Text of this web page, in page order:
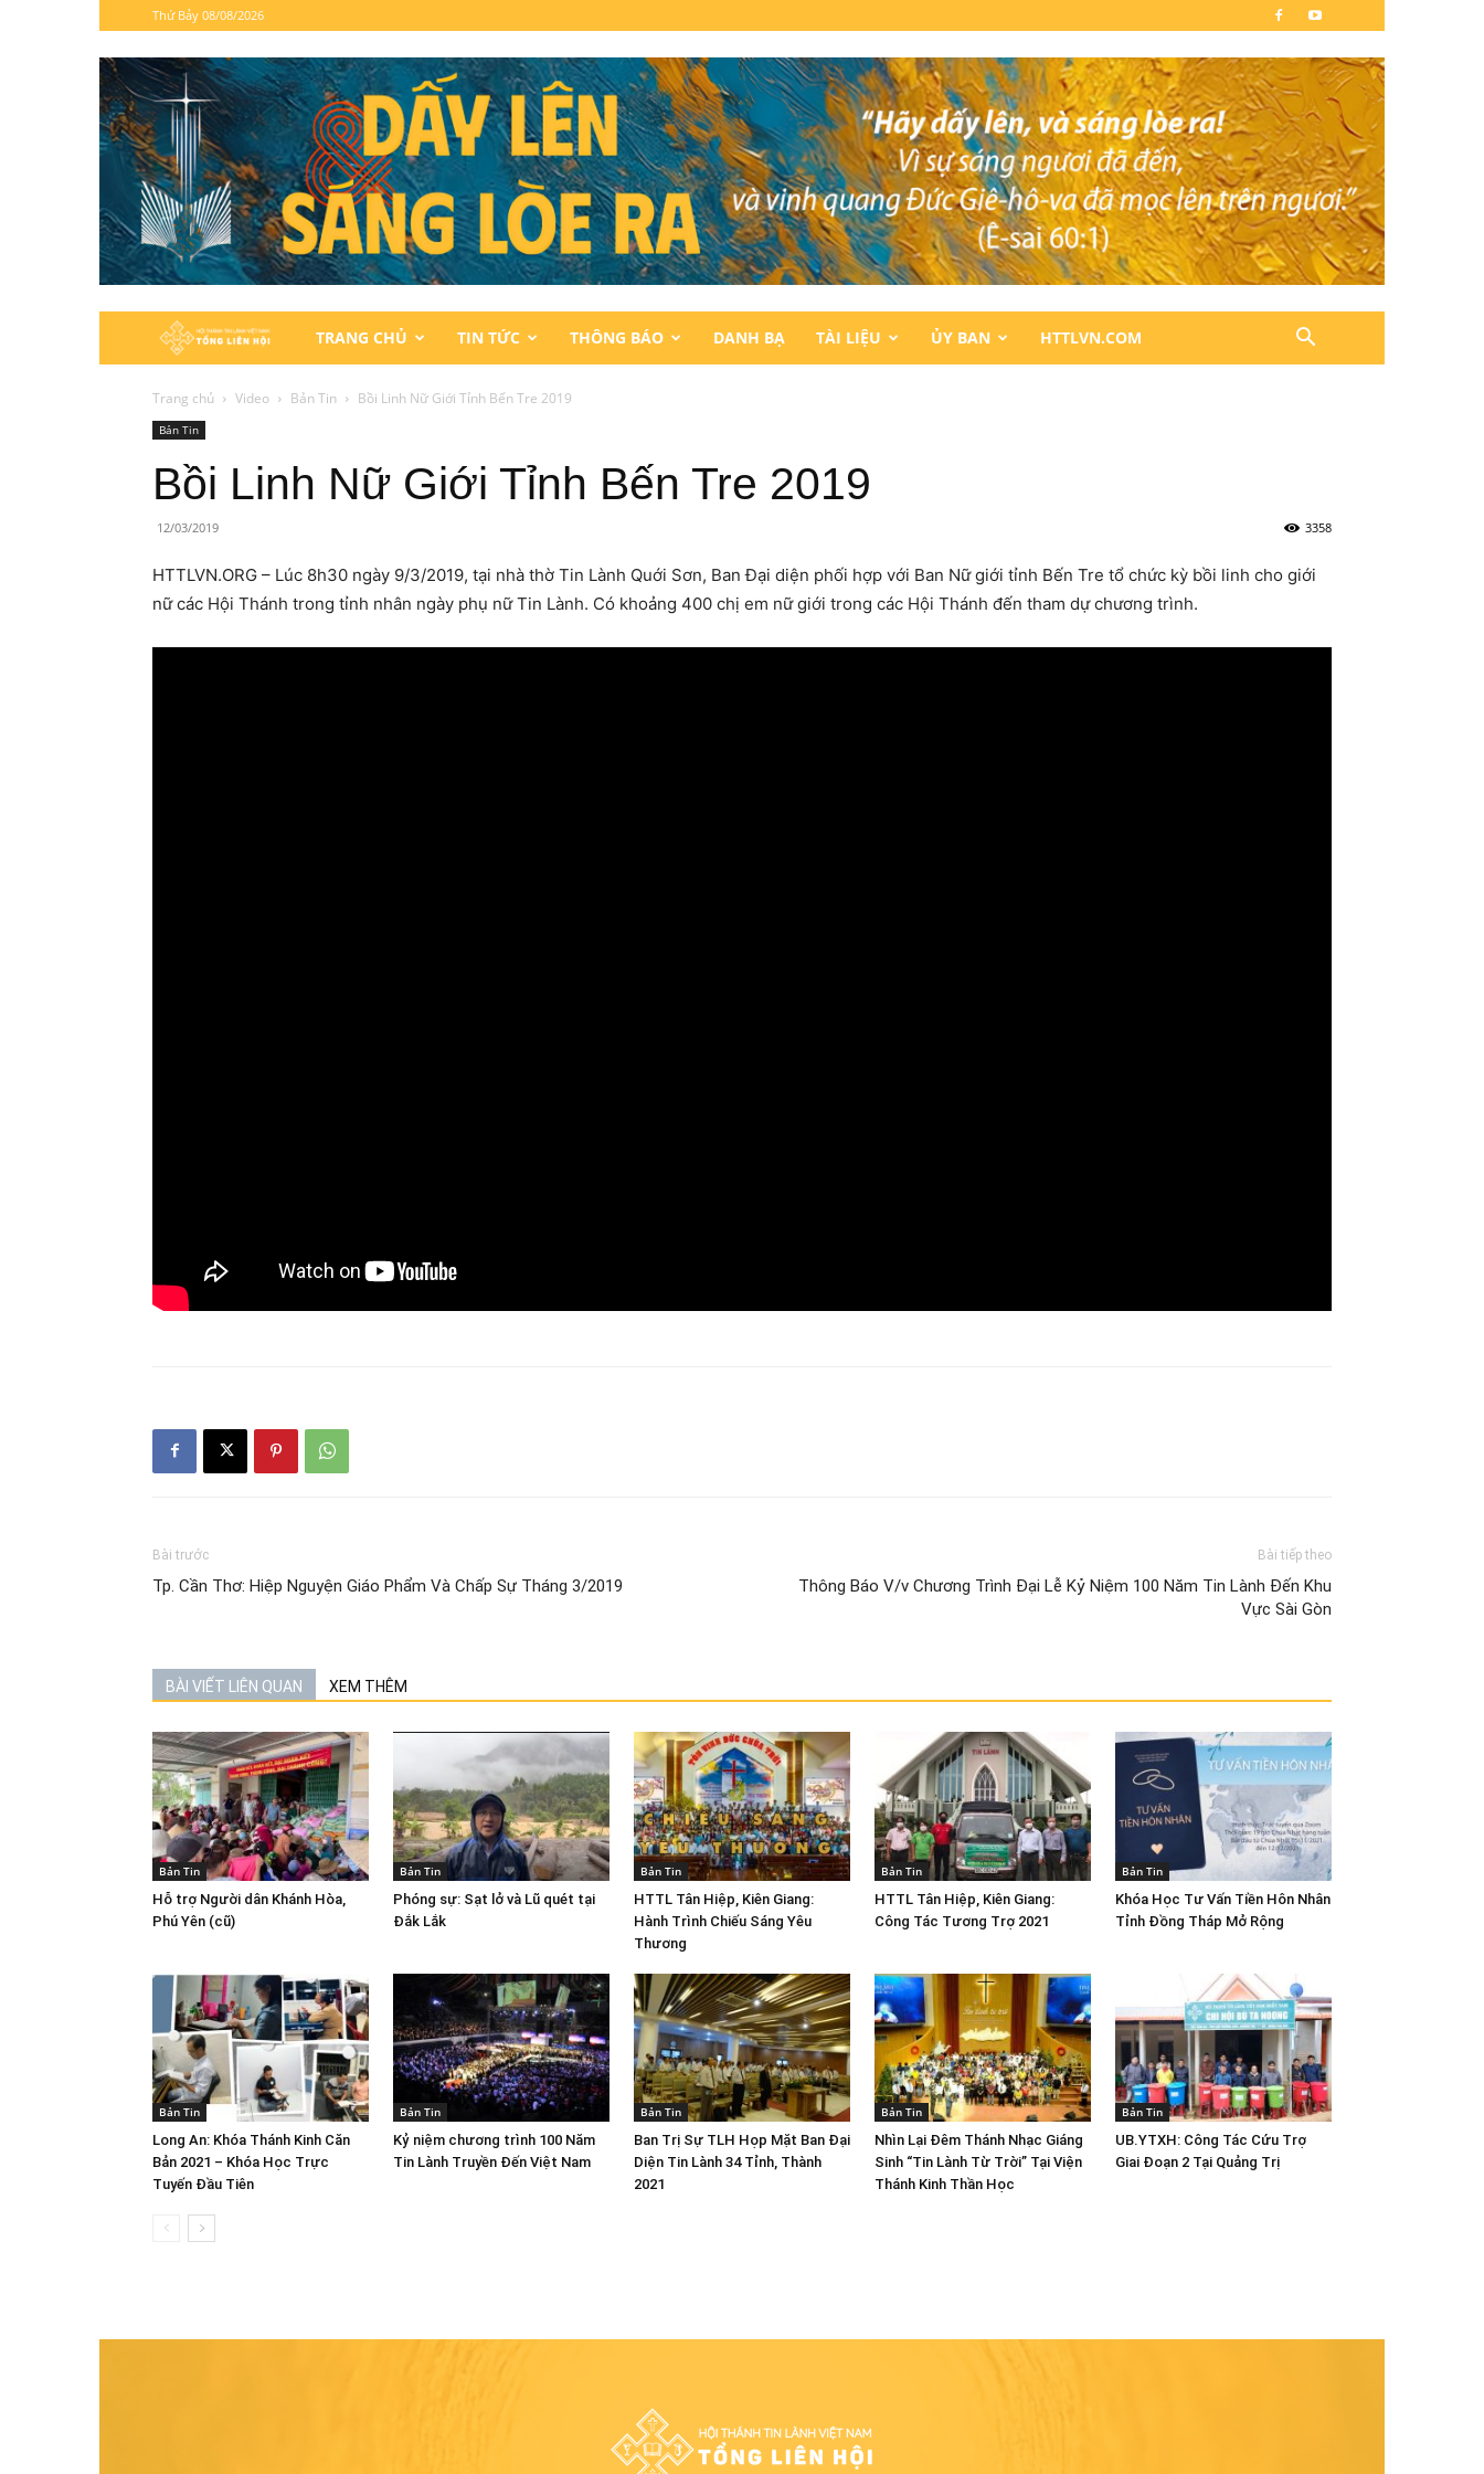
Thứ Bảy 08/08/2026
Hội
Thánh
Lành
Nam
TRANG CHỦ TIN TỨC THÔNG BÁO DANH BẠ TÀI LIỆU ỦY BAN HTTLVN.COM
Trang chủ Video Bản Tin Bồi Linh Nữ Giới Tỉnh Bến Tre 2019
Bản Tin
Bồi Linh Nữ Giới Tỉnh Bến Tre 2019
12/03/2019 3358
HTTLVN.ORG – Lúc 8h30 ngày 9/3/2019, tại nhà thờ Tin Lành Quới Sơn, Ban Đại diện phối hợp với Ban Nữ giới tỉnh Bến Tre tổ chức kỳ bồi linh cho giới
nữ các Hội Thánh trong tỉnh nhân ngày phụ nữ Tin Lành. Có khoảng 400 chị em nữ giới trong các Hội Thánh đến tham dự chương trình.
Bài trước
Tp. Cần Thơ: Hiệp Nguyện Giáo Phẩm Và Chấp Sự Tháng 3/2019
Bài tiếp theo
Thông Báo V/v Chương Trình Đại Lễ Kỷ Niệm 100 Năm Tin Lành Đến Khu
Vực Sài Gòn
BÀI VIẾT LIÊN QUAN XEM THÊM
Bản Tin
Hỗ trợ Người dân Khánh Hòa,
Phú Yên (cũ)
Bản Tin
Phóng sự: Sạt lở và Lũ quét tại
Đắk Lắk
Bản Tin
HTTL Tân Hiệp, Kiên Giang:
Hành Trình Chiếu Sáng Yêu
Thương
Bản Tin
HTTL Tân Hiệp, Kiên Giang:
Công Tác Tương Trợ 2021
Bản Tin
Khóa Học Tư Vấn Tiền Hôn Nhân
Tỉnh Đồng Tháp Mở Rộng
Bản Tin
Long An: Khóa Thánh Kinh Căn
Bản 2021 – Khóa Học Trực
Tuyến Đầu Tiên
Bản Tin
Kỷ niệm chương trình 100 Năm
Tin Lành Truyền Đến Việt Nam
Bản Tin
Ban Trị Sự TLH Họp Mặt Ban Đại
Diện Tin Lành 34 Tỉnh, Thành
2021
Bản Tin
Nhìn Lại Đêm Thánh Nhạc Giáng
Sinh “Tin Lành Từ Trời” Tại Viện
Thánh Kinh Thần Học
Bản Tin
UB.YTXH: Công Tác Cứu Trợ
Giai Đoạn 2 Tại Quảng Trị